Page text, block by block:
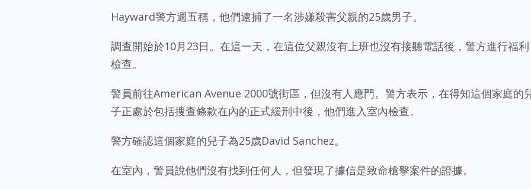
Hayward警方週五稱，他們逮捕了一名涉嫌殺害父親的25歲男子。
調查開始於10月23日。在這一天，在這位父親沒有上班也沒有接聽電話後，警方進行福利
檢查。
警員前往American Avenue 2000號街區，但沒有人應門。警方表示，在得知這個家庭的
子正處於包括搜查條款在內的正式緩刑中後，他們進入室內檢查。
警方確認這個家庭的兒子為25歲David Sanchez。
在室內，警員說他們沒有找到任何人，但發現了據信是致命槍擊案件的證據。